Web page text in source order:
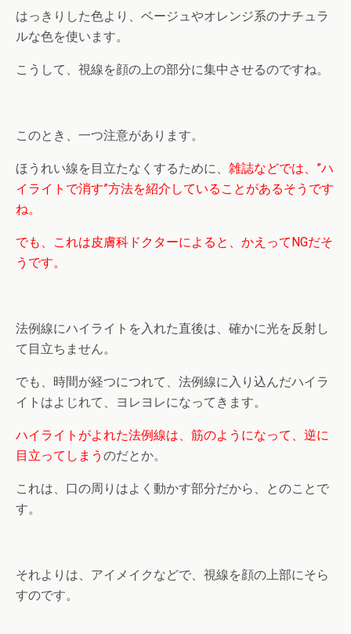
はっきりした色より、ベージュやオレンジ系のナチュラ
ルな色を使います。
こうして、視線を顔の上の部分に集中させるのですね。
このとき、一つ注意があります。
ほうれい線を目立たなくするために、 雑誌などでは、”ハ
イライトで消す”方法を紹介していることがあるそうです
ね。
でも、これは皮膚科ドクターによると、かえってNGだそ
うです。
法例線にハイライトを入れた直後は、確かに光を反射し
て目立ちません。
でも、時間が経つにつれて、法例線に入り込んだハイラ
イトはよじれて、ヨレヨレになってきます。
ハイライトがよれた法例線は、筋のようになって、逆に
目立ってしまう のだとか。
これは、口の周りはよく動かす部分だから、とのことで
す。
それよりは、アイメイクなどで、視線を顔の上部にそら
すのです。